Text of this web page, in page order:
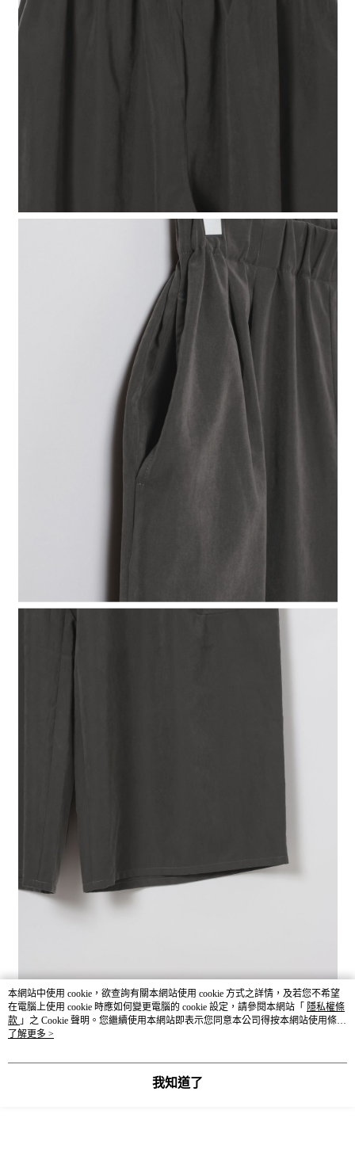
本網站中使用 cookie，欲查詢有關本網站使用 cookie 方式之詳情，及若您不希望
在電腦上使用 cookie 時應如何變更電腦的 cookie 設定，請參閱本網站「 隱私權條
款 」之 Cookie 聲明。您繼續使用本網站即表示您同意本公司得按本網站使用條款
之 Cookie 聲明使用 cookie。
了解更多 >
我知道了